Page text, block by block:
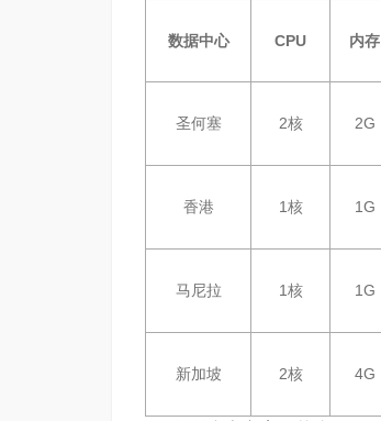
数据中心 CPU 内存
圣何塞 2核 2G
香港 1核 1G
马尼拉​ 1核 1G
新加坡 2核 4G